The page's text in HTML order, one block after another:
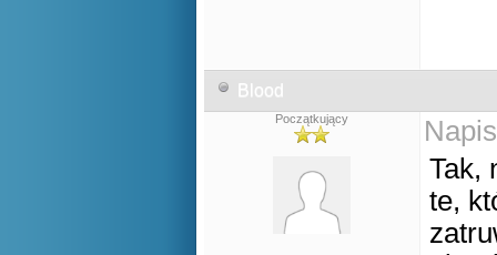
Blood
Początkujący
Tak,
te,